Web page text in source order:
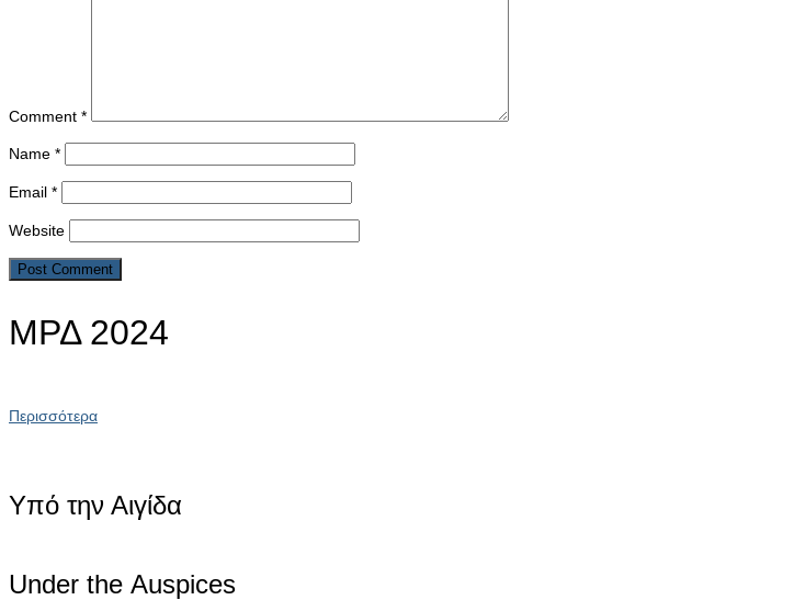
Comment *
Name *
Email *
Website
ΜΡΔ 2024
Περισσότερα
Υπό την Αιγίδα
Under the Αuspices